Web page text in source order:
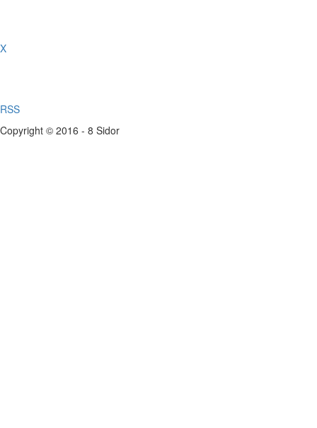
X
RSS
Copyright © 2016 - 8 Sidor